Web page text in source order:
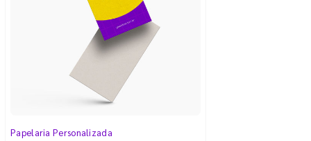
Papelaria Personalizada